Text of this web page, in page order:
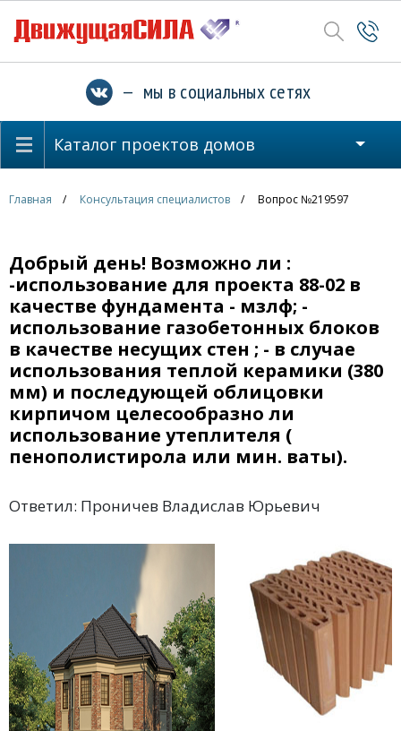
— мы в социальных сетях
Каталог проектов домов
Главная Консультация специалистов Вопрос №219597
Добрый день! Возможно ли :
-использование для проекта 88-02 в
качестве фундамента - мзлф; -
использование газобетонных блоков
в качестве несущих стен ; - в случае
использования теплой керамики (380
мм) и последующей облицовки
кирпичом целесообразно ли
использование утеплителя (
пенополистирола или мин. ваты).
Ответил: Проничев Владислав Юрьевич